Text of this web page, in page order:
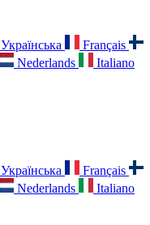
Українська
Français
Nederlands Italiano
Українська
Français
Nederlands
Italiano